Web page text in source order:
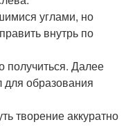
углами, но
внутрь по
получиться. Далее
для образования
творение аккуратно